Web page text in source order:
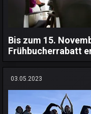
Bis zum 15.
Frühbucherrabatt
03.05.2023